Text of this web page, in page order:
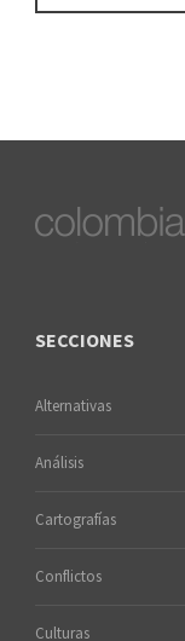
SECCIONES
Alternativas
Análisis
Cartografías
Conflictos
Culturas